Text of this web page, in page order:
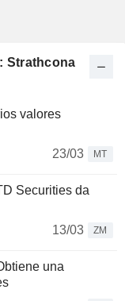
Strathcona
valores
23/03
MT
Securities da
13/03
ZM
una